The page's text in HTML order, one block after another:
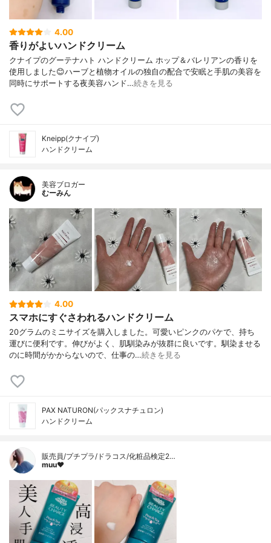
4.00
香りがよいハンドクリーム
クナイプのグーテナハト ハンドクリーム ホップ＆バレリアンの香りを
使用しました😊ハーブと植物オイルの独自の配合で安眠と手肌の美容を
同時にサポートする夜美容ハンド…続きを見る
Kneipp(クナイプ)
ハンドクリーム
美容ブロガー
むーみん
4.00
スマホにすぐさわれるハンドクリーム
20グラムのミニサイズを購入しました。可愛いピンクのパケで、持ち
運びに便利です。伸びがよく、肌馴染みが抜群に良いです。馴染ませる
のに時間がかからないので、仕事の…続きを見る
PAX NATURON(パックスナチュロン)
ハンドクリーム
販売員/プチプラ/ドラコス/化粧品検定2…
muu❤︎